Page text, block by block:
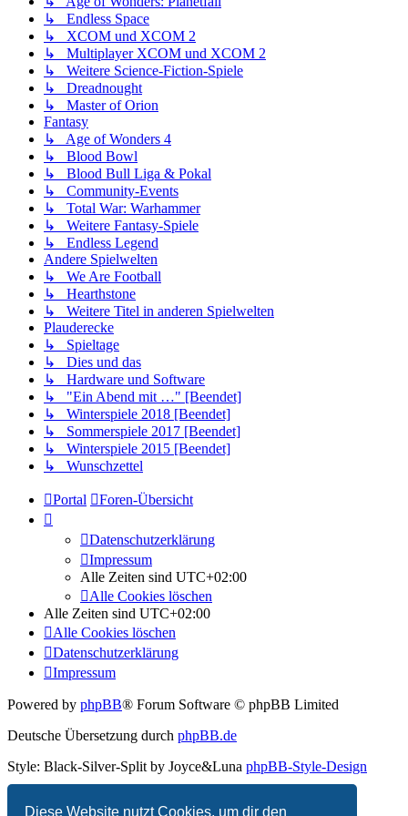
Diese Website nutzt Cookies, um dir den
↳ Endless Space
↳ XCOM und XCOM 2
↳ Multiplayer XCOM und XCOM 2
↳ Weitere Science-Fiction-Spiele
↳ Dreadnought
↳ Master of Orion
Fantasy
↳ Age of Wonders 4
↳ Blood Bowl
↳ Blood Bull Liga & Pokal
↳ Community-Events
↳ Total War: Warhammer
↳ Weitere Fantasy-Spiele
↳ Endless Legend
Andere Spielwelten
↳ We Are Football
↳ Hearthstone
↳ Weitere Titel in anderen Spielwelten
Plauderecke
↳ Spieltage
↳ Dies und das
↳ Hardware und Software
↳ "Ein Abend mit …" [Beendet]
↳ Winterspiele 2018 [Beendet]
↳ Sommerspiele 2017 [Beendet]
↳ Winterspiele 2015 [Beendet]
↳ Wunschzettel
Portal Foren-Übersicht
Datenschutzerklärung
Impressum
Alle Zeiten sind UTC+02:00
Alle Cookies löschen
Alle Zeiten sind UTC+02:00
Alle Cookies löschen
Datenschutzerklärung
Impressum
Powered by phpBB® Forum Software © phpBB Limited
Deutsche Übersetzung durch phpBB.de
Style: Black-Silver-Split by Joyce&Luna phpBB-Style-Design